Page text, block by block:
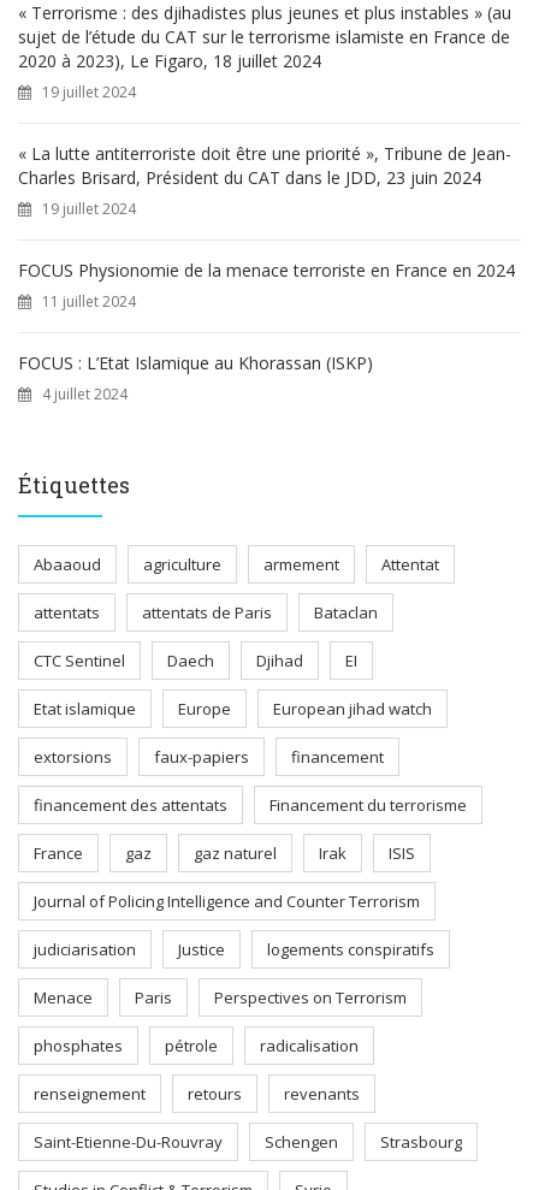
« Terrorisme : des djihadistes plus jeunes et plus instables » (au
sujet de l’étude du CAT sur le terrorisme islamiste en France de
2020 à 2023), Le Figaro, 18 juillet 2024
19 juillet 2024
« La lutte antiterroriste doit être une priorité », Tribune de Jean-
Charles Brisard, Président du CAT dans le JDD, 23 juin 2024
19 juillet 2024
FOCUS Physionomie de la menace terroriste en France en 2024
11 juillet 2024
FOCUS : L’Etat Islamique au Khorassan (ISKP)
4 juillet 2024
Étiquettes
Abaaoud agriculture armement Attentat
attentats attentats de Paris Bataclan
CTC Sentinel Daech Djihad EI
Etat islamique Europe European jihad watch
extorsions faux-papiers financement
financement des attentats Financement du terrorisme
France gaz gaz naturel Irak ISIS
Journal of Policing Intelligence and Counter Terrorism
judiciarisation Justice logements conspiratifs
Menace Paris Perspectives on Terrorism
phosphates pétrole radicalisation
renseignement retours revenants
Saint-Etienne-Du-Rouvray Schengen Strasbourg